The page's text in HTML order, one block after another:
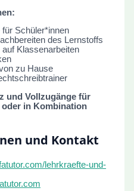
für Schüler*innen
des Lernstoffs
auf Klassenarbeiten
zu Hause
und Vollzugänge für
in Kombination
und Kontakt
lehrkraefte-und-